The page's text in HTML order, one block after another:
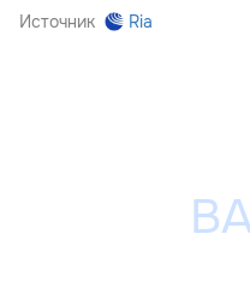
Источник Ria